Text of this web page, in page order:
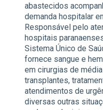
abastecidos
demanda hospitalar
Responsável pelo
hospitais
Sistema Único de
fornece sangue e
em cirurgias de
transplantes,
atendimentos de
diversas outras